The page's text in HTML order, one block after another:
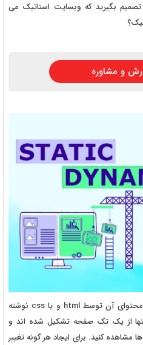
تصمیم بگیرید که وبسایت استاتیک می
و مشاوره
وب سایت استاتیک وب سایتی که محتوای آن توسط html و یا css نوشته
از یک تک صفحه تشکیل شده اند و
مشاهده کنید. برای ایجاد هر گونه تغییر